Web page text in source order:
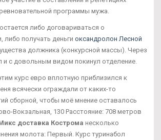
программы мужа.
либо договариваться о
либо получать деньги оксандролон Лесной
должника (конкурсной массы). Через
с довольным видом покинул отделение.
курс евро вплотную приблизился к
всячески ограждали от каких-то
сборной, чтобы моё мнение оставалось
Вокзальная, 130 Расстояние: 708 метров
доставка Кострома несколько
молота: Первый. Курс туринабол